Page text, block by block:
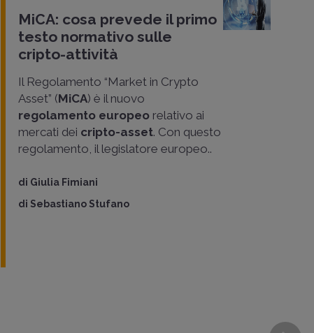
MiCA: cosa prevede il primo
testo normativo sulle
cripto-attività
Il Regolamento “Market in Crypto
Asset” (MiCA) è il nuovo
regolamento europeo relativo ai
mercati dei cripto-asset. Con questo
regolamento, il legislatore europeo..
di Giulia Fimiani
di Sebastiano Stufano